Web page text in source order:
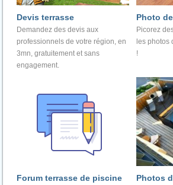
Devis terrasse
Demandez des devis aux
professionnels de votre région, en
3mn, gratuitement et sans
engagement.
Photo
Picorez
les photos
!
Forum terrasse de piscine
Photos